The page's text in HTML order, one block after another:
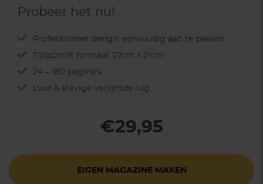
Probeer het nu!
Professioneel design, eenvoudig aan te passen
Tijdschrift formaat 27cm x 21cm
24 – 180 pagina’s
Luxe & stevige verlijmde rug
€29,95
EIGEN MAGAZINE MAKEN